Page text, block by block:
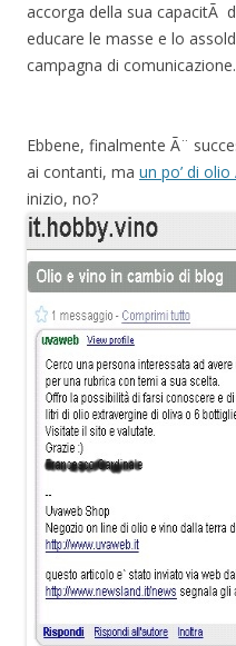
accorga della sua capacitÃ
educare le masse e lo
campagna di comunicazione.
Ebbene, finalmente Ã¨
ai contanti, ma un po’ di olio
inizio, no?